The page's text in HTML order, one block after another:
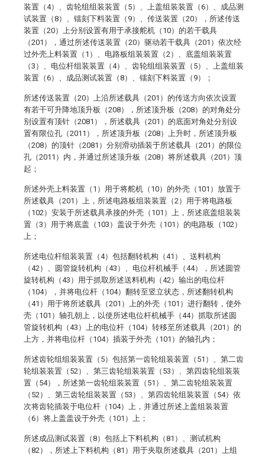
装置（4）、齿轮组组装装置（5）、上盖组装装置（6）、成品测
试装置（8）、镭刻下料装置（9）、传送装置（20），所述传送
装置（20）上分别设置有用于承接舵机（10）的若干载具
（201），通过所述传送装置（20）驱动若干载具（201）依次经
过外壳上料装置（1）、电路板组装装置（2）、底盖组装装置
（3）、电位杆组装装置（4）、齿轮组组装装置（5）、上盖组装
装置（6）、成品测试装置（8）、镭刻下料装置（9）；
所述传送装置（20）上沿所述载具（201）的传送方向依次设置
有若干可升降地顶升板（208），所述顶升板（208）的对角处分
别设置有顶针（2081），所述载具（201）的底面对角处分别设
置有限位孔（2011），所述顶升板（208）上升时，所述顶升板
（208）的顶针（2081）分别滑动插装于所述载具（201）的限位
孔（2011）内，并通过所述顶升板（208）将所述载具（201）顶
起；
所述外壳上料装置（1）用于将舵机（10）的外壳（101）放置于
所述载具（201）上，所述电路板组装装置（2）用于将电路板
（102）安装于所述载具承接的外壳（101）上，所述底盖组装装
置（3）用于将底盖（103）盖设于外壳（101）的电路板（102）
上；
所述电位杆组装装置（4）包括翻转机构（41）、送料机构
（42）、圆管旋转机构（43）、电位杆机械手（44），所述圆管
旋转机构（43）用于抓取所述送料机构（42）输出的电位杆
（104），并将电位杆（104）翻转至竖立状态，所述翻转机构
（41）用于将所述载具（201）上的外壳（101）进行翻转，使外
壳（101）轴孔朝上，以使所述电位杆机械手（44）抓取所述圆
管旋转机构（43）上的电位杆（104）转移至所述载具（201）的
上方，并将电位杆（104）插装于外壳（101）的轴孔内；
所述齿轮组组装装置（5）包括第一齿轮组装装置（51）、第二齿
轮组装装置（52）、第三齿轮组装装置（53）、第四齿轮组装装
置（54），所述第一齿轮组装装置（51）、第二齿轮组装装置
（52）、第三齿轮组装装置（53）、第四齿轮组装装置（54）依
次将齿轮插装于电位杆（104）上，并通过所述上盖组装装置
（6）将上盖盖设于外壳（101）上；
所述成品测试装置（8）包括上下料机构（81）、测试机构
（82），所述上下料机构（81）用于夹取所述载具（201）上组